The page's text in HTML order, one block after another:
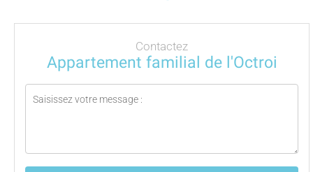
Contactez
Appartement familial de l'Octroi